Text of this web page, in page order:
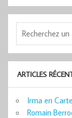
ARTICLES
Irma en
Romain